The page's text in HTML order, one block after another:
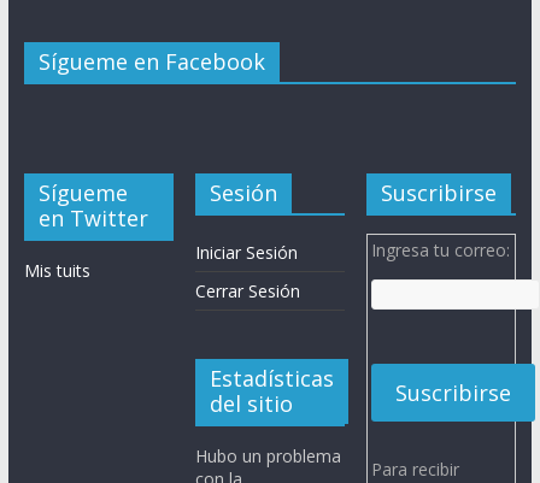
Sígueme en Facebook
Sígueme
en Twitter
Mis tuits
Sesión
Iniciar Sesión
Cerrar Sesión
Estadísticas
del sitio
Hubo un problema
Suscribirse
Ingresa tu correo:
Para recibir